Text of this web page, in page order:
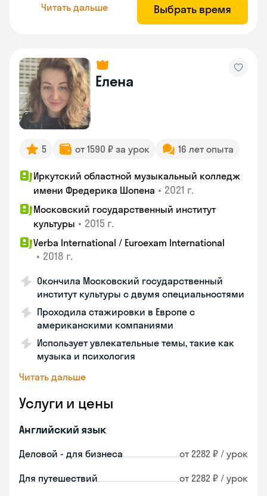
Читать дальше Выбрать время
Елена
5 от 1590 ₽ за урок 16 лет опыта
Иркутский областной музыкальный колледж
имени Фредерика Шопена • 2021 г.
Московский государственный институт
культуры • 2015 г.
Verba International / Euroexam International
• 2018 г.
Окончила Московский государственный
институт культуры с двумя специальностями
Проходила стажировки в Европе с
американскими компаниями
Использует увлекательные темы, такие как
музыка и психология
Читать дальше
Услуги и цены
Английский язык
Деловой - для бизнеса от 2282 ₽ / урок
Для путешествий от 2282 ₽ / урок